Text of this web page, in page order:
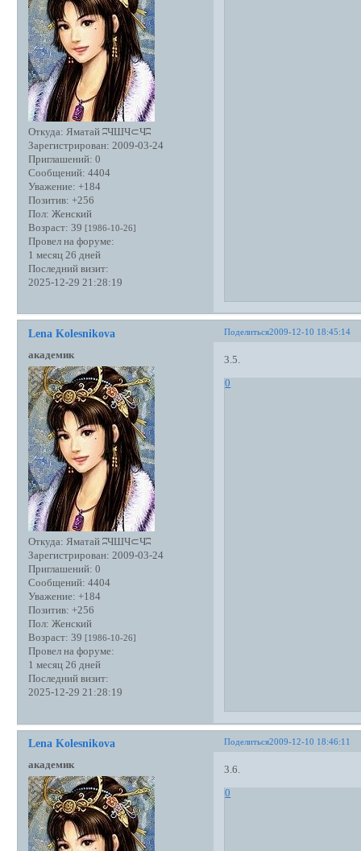
Откуда: Яматай ʭЧШЧ⊂Чʭ
Зарегистрирован: 2009-03-24
Приглашений: 0
Сообщений: 4404
Уважение: +184
Позитив: +256
Пол: Женский
Возраст: 39 [1986-10-26]
Провел на форуме:
1 месяц 26 дней
Последний визит:
2025-12-29 21:28:19
Поделиться2009-12-10 18:45:14
Lena Kolesnikova
академик
Откуда: Яматай ʭЧШЧ⊂Чʭ
Зарегистрирован: 2009-03-24
Приглашений: 0
Сообщений: 4404
Уважение: +184
Позитив: +256
Пол: Женский
Возраст: 39 [1986-10-26]
Провел на форуме:
1 месяц 26 дней
Последний визит:
2025-12-29 21:28:19
3.5.
0
Поделиться2009-12-10 18:46:11
Lena Kolesnikova
академик 3.6.
0